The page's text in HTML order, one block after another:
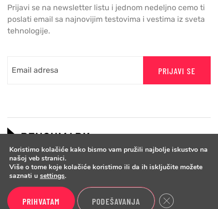
Prijavi se na newsletter listu i jednom nedeljno cemo ti
poslati email sa najnovijim testovima i vestima iz sveta
tehnologije.
PRIJAVI SE
Koristimo kolačiće kako bismo vam pružili najbolje iskustvo na
našoj veb stranici.
Više o tome koje kolačiće koristimo ili da ih isključite možete
saznati u settings.
PRIHVATAM PODEŠAVANJA Close GDPR